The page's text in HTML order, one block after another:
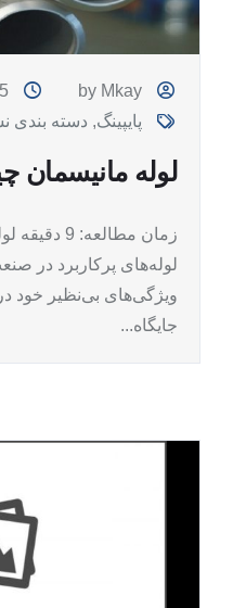
by Mkay
پایپینگ, دسته بندی
لوله مانیسمان
زمان
لوله‌های پرکاربرد در
ویژگی‌های بی‌نظیر خود
جایگاه...